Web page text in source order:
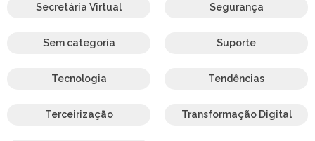
Secretária Virtual Segurança
Sem categoria Suporte
Tecnologia Tendências
Terceirização Transformação Digital